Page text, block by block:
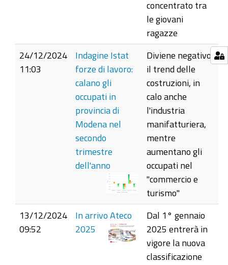
concentrato tra
le giovani
ragazze
24/12/2024
11:03
Indagine Istat
forze di lavoro:
calano gli
occupati in
provincia di
Modena nel
secondo
trimestre
dell'anno
Diviene negativo
il trend delle
costruzioni, in
calo anche
l'industria
manifatturiera,
mentre
aumentano gli
occupati nel
"commercio e
turismo"
13/12/2024
09:52
In arrivo Ateco
2025
Dal 1° gennaio
2025 entrerà in
vigore la nuova
classificazione